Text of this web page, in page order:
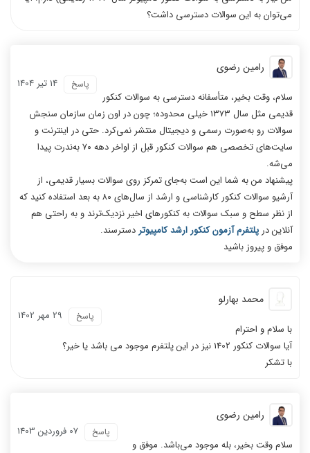
می‌توان به این سوالات دسترسی داشت؟
رامین رضوی
14 تیر 1404 پاسخ
سلام، وقت بخیر، متأسفانه دسترسی به سوالات کنکور
قدیمی مثل سال ۱۳۷۳ خیلی محدوده؛ چون در اون زمان سازمان سنجش
سوالات رو به‌صورت رسمی و دیجیتال منتشر نمی‌کرد. حتی در اینترنت و
سایت‌های تخصصی هم سوالات کنکور قبل از اواخر دهه ۷۰ به‌ندرت پیدا
می‌شه.
پیشنهاد من به شما این است به‌جای تمرکز روی سوالات بسیار قدیمی، از
آرشیو سوالات کنکور کارشناسی و ارشد از سال‌های ۸۰ به بعد استفاده کنید که
از نظر سطح و سبک سوالات به کنکورهای اخیر نزدیک‌ترند و به راحتی هم
آنلاین در پلتفرم آزمون کنکور ارشد کامپیوتر دسترسند.
موفق و پیروز باشید
محمد بهارلو
29 مهر 1402 پاسخ
با سلام و احترام
آیا سوالات کنکور 1402 نیز در این پلتفرم موجود می باشد یا خیر؟
با تشکر
رامین رضوی
07 فروردين 1403 پاسخ
سلام وقت بخیر، بله موجود می‌باشد. موفق و